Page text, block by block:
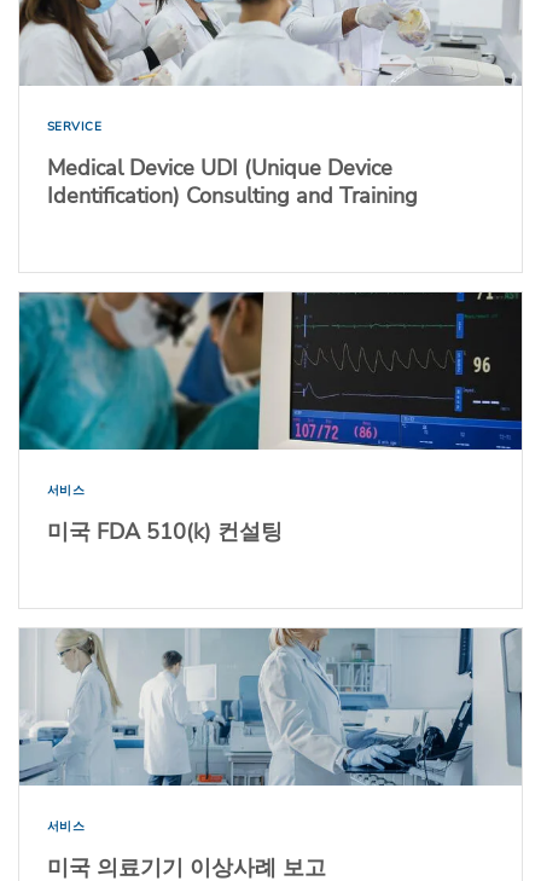
SERVICE
Medical Device UDI (Unique Device
Identification) Consulting and Training
서비스
미국 FDA 510(k) 컨설팅
서비스
미국 의료기기 이상사례 보고